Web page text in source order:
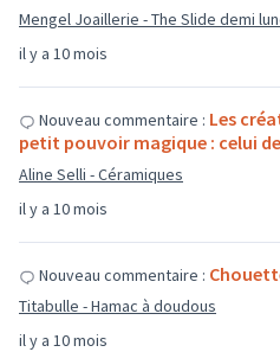
il y a 10 mois
Mengel Joaillerie - The Slide demi
il y a 10 mois
Nouveau commentaire : Les
petit pouvoir magique : celui
Aline Selli - Céramiques
il y a 10 mois
Nouveau commentaire :
Titabulle - Hamac à doudous